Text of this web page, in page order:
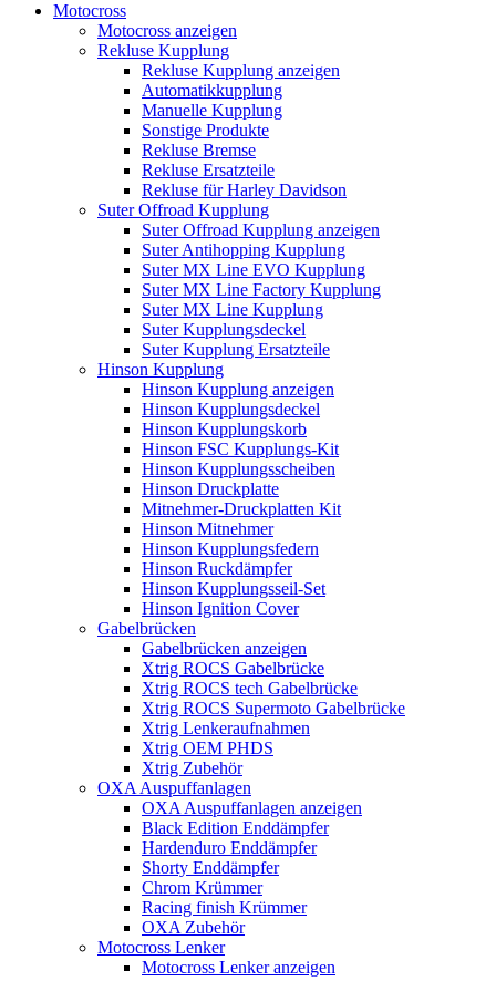
Motocross
Motocross anzeigen
Rekluse Kupplung
Rekluse Kupplung anzeigen
Automatikkupplung
Manuelle Kupplung
Sonstige Produkte
Rekluse Bremse
Rekluse Ersatzteile
Rekluse für Harley Davidson
Suter Offroad Kupplung
Suter Offroad Kupplung anzeigen
Suter Antihopping Kupplung
Suter MX Line EVO Kupplung
Suter MX Line Factory Kupplung
Suter MX Line Kupplung
Suter Kupplungsdeckel
Suter Kupplung Ersatzteile
Hinson Kupplung
Hinson Kupplung anzeigen
Hinson Kupplungsdeckel
Hinson Kupplungskorb
Hinson FSC Kupplungs-Kit
Hinson Kupplungsscheiben
Hinson Druckplatte
Mitnehmer-Druckplatten Kit
Hinson Mitnehmer
Hinson Kupplungsfedern
Hinson Ruckdämpfer
Hinson Kupplungsseil-Set
Hinson Ignition Cover
Gabelbrücken
Gabelbrücken anzeigen
Xtrig ROCS Gabelbrücke
Xtrig ROCS tech Gabelbrücke
Xtrig ROCS Supermoto Gabelbrücke
Xtrig Lenkeraufnahmen
Xtrig OEM PHDS
Xtrig Zubehör
OXA Auspuffanlagen
OXA Auspuffanlagen anzeigen
Black Edition Enddämpfer
Hardenduro Enddämpfer
Shorty Enddämpfer
Chrom Krümmer
Racing finish Krümmer
OXA Zubehör
Motocross Lenker
Motocross Lenker anzeigen